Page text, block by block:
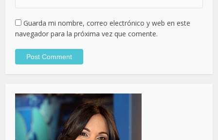
Guarda mi nombre, correo electrónico y web en este
navegador para la próxima vez que comente.